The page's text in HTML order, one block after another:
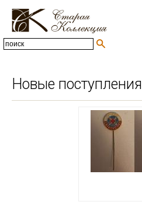
Новые поступления